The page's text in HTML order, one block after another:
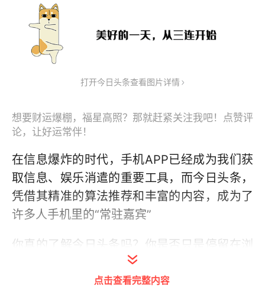
打开今日头条查看图片详情
想要财运爆棚，福星高照？那就赶紧关注我吧！点赞评
论，让好运常伴！
在信息爆炸的时代，手机APP已经成为我们获
取信息、娱乐消遣的重要工具，而今日头条，
凭借其精准的算法推荐和丰富的内容，成为了
许多人手机里的“常驻嘉宾”
你真的了解今日头条吗？你是否只是停留在浏
览推荐内容的阶段，而忽略了那些能够提升使
用体验的隐藏功能？就像一位老司机，只有熟
点击查看完整内容